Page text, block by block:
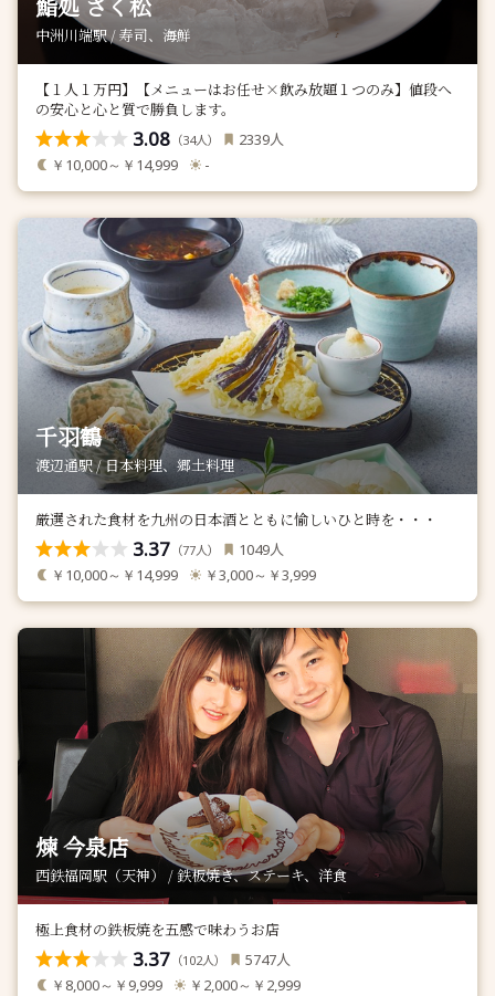
中洲川端駅 / 寿司、海鮮
【１人１万円】【メニューはお任せ×飲み放題１つのみ】値段へ
の安心と心と質で勝負します。
3.08 （34人） 2339人
￥10,000～￥14,999 -
千羽鶴
渡辺通駅 / 日本料理、郷土料理
厳選された食材を九州の日本酒とともに愉しいひと時を・・・
3.37 （77人） 1049人
￥10,000～￥14,999 ￥3,000～￥3,999
煉 今泉店
西鉄福岡駅（天神） / 鉄板焼き、ステーキ、洋食
極上食材の鉄板焼を五感で味わうお店
3.37 （102人） 5747人
￥8,000～￥9,999 ￥2,000～￥2,999